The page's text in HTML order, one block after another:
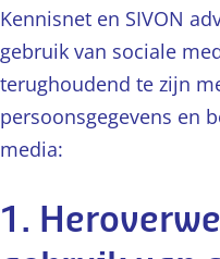
Kennisnet en SIVON
gebruik van sociale
terughoudend te zijn
persoonsgegevens en
media:
1.